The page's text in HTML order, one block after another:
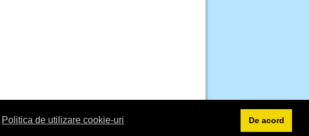
Politica de utilizare cookie-uri De acord